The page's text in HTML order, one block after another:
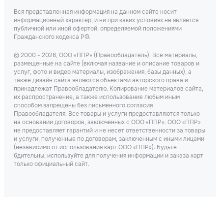
Вся представленная информация на данном сайте носит
информационный характер, и ни при каких условиях не является
публичной или иной офертой, определяемой положениями
Гражданского кодекса РФ.
© 2000 - 2026, ООО «ППР» (Правообладатель). Все материалы,
размещенные на сайте (включая название и описание товаров и
услуг, фото и видео материалы, изображения, базы данных), а
также дизайн сайта являются объектами авторского права и
принадлежат Правообладателю. Копирование материалов сайта,
их распространение, а также использование любым иным
способом запрещены без письменного согласия
Правообладателя. Все товары и услуги предоставляются только
на основании договоров, заключенных с ООО «ППР». ООО «ППР»
не предоставляет гарантий и не несет ответственности за товары
и услуги, полученные по договорам, заключенным с иными лицами
(независимо от использования карт ООО «ППР»). Будьте
бдительны, используйте для получения информации и заказа карт
только официальный сайт.